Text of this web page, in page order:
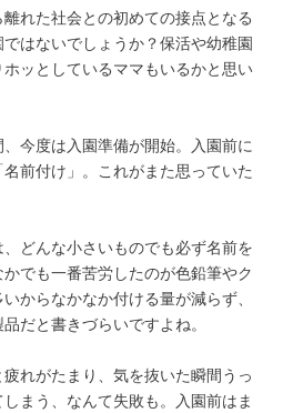
れた社会との初めての接点となる
はないでしょうか？保活や幼稚園
ッとしているママもいるかと思い
今度は入園準備が開始。入園前に
前付け」。これがまた思っていた
どんな小さいものでも必ず名前を
でも一番苦労したのが色鉛筆やク
からなかなか付ける量が減らず、
だと書きづらいですよね。
れがたまり、気を抜いた瞬間うっ
まう、なんて失敗も。入園前はま